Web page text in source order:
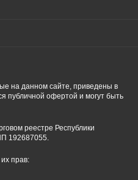
на данном сайте, приведены в
публичной офертой и могут быть
реестре Республики
192687055.
прав: